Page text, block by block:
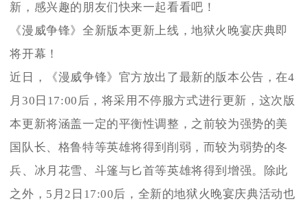
新，感兴趣的朋友们快来一起看看吧！
《漫威争锋》全新版本更新上线，地狱火晚宴庆典即
将开幕！
近日，《漫威争锋》官方放出了最新的版本公告，在4
月30日17:00后，将采用不停服方式进行更新，这次版
本更新将涵盖一定的平衡性调整，之前较为强势的美
国队长、格鲁特等英雄将得到削弱，而较为弱势的冬
兵、冰月花雪、斗篷与匕首等英雄将得到增强。除此
之外，5月2日17:00后，全新的地狱火晚宴庆典活动也